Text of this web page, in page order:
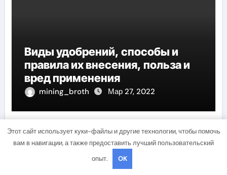
Виды удобрений, способы и
правила их внесения, польза и
вред применения
mining_broth Мар 27, 2022
Uncategorised
Этот сайт использует куки-файлы и другие технологии, чтобы помочь
вам в навигации, а также предоставить лучший пользовательский
опыт.
OK